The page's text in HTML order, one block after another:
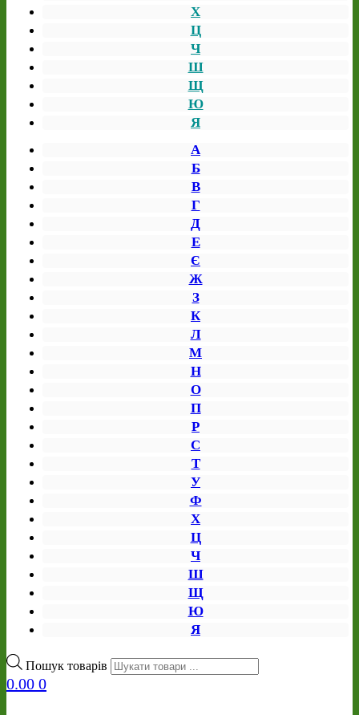
Х
Ц
Ч
Ш
Щ
Ю
Я
А
Б
В
Г
Д
Е
Є
Ж
З
К
Л
М
Н
О
П
Р
С
Т
У
Ф
Х
Ц
Ч
Ш
Щ
Ю
Я
Пошук товарів
0.00 0